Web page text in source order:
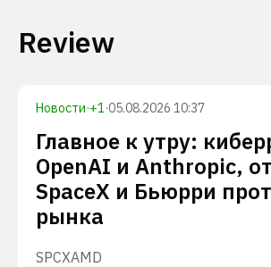
Review
Новости·+1·05.08.2026 10:37
Главное к утру:
OpenAI и Anthropic,
SpaceX и Бьюрри
рынка
SPCXAMD